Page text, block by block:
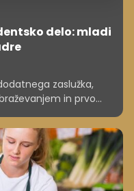
delo: mladi
zaslužka,
in prvo
bolj vpliva na
predvsem izkušnje,
zaposlene.